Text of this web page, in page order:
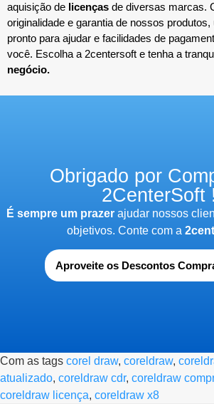
aquisição de licenças de diversas marcas.
originalidade e garantia de nossos
pronto para ajudar e facilidades de
você. Escolha a 2centersoft e tenha a
negócio.
Obrigado por
2CenterSoft !
É sempre um prazerajudar nossos
objetivos. Conte com a
Aproveite os Descontos
Com as tags corel draw, coreldraw,
atualizado, coreldraw cdr, coreldraw
coreldraw licença, coreldraw x8